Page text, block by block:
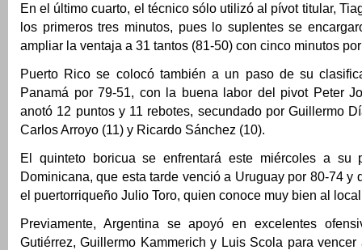
En el último cuarto, el técnico sólo utilizó al pívot titular,
los primeros tres minutos, pues lo suplentes se
ampliar la ventaja a 31 tantos (81-50) con cinco minutos
Puerto Rico se colocó también a un paso de su
Panamá por 79-51, con la buena labor del pivot Peter
anotó 12 puntos y 11 rebotes, secundado por Guillermo
Carlos Arroyo (11) y Ricardo Sánchez (10).
El quinteto boricua se enfrentará este miércoles a su
Dominicana, que esta tarde venció a Uruguay por 80-74 y
el puertorriqueño Julio Toro, quien conoce muy bien al
Previamente, Argentina se apoyó en excelentes
Gutiérrez, Guillermo Kammerich y Luis Scola para